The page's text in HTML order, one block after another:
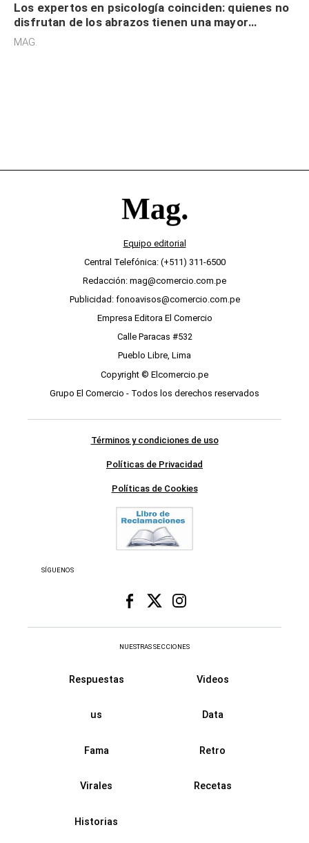
Los expertos en psicología coinciden: quienes no
disfrutan de los abrazos tienen una mayor
sensibilidad a los estímulos físicos y no es por
MAG.
Equipo editorial
Central Telefónica: (+511) 311-6500
Redacción: mag@comercio.com.pe
Publicidad: fonoavisos@comercio.com.pe
Empresa Editora El Comercio
Calle Paracas #532
Pueblo Libre, Lima
Copyright © Elcomercio.pe
Grupo El Comercio - Todos los derechos reservados
Términos y condiciones de uso
Políticas de Privacidad
Políticas de Cookies
SÍGUENOS
NUESTRAS SECCIONES
Respuestas Videos
us Data
Fama Retro
Virales Recetas
Historias